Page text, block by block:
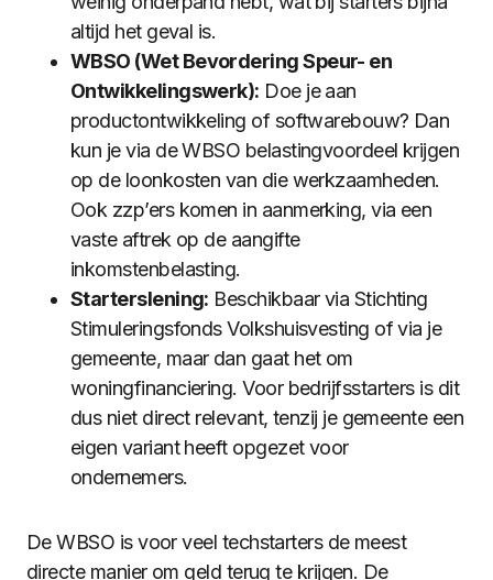
altijd het geval is.
WBSO (Wet Bevordering Speur- en
Ontwikkelingswerk): Doe je aan
productontwikkeling of softwarebouw? Dan
kun je via de WBSO belastingvoordeel krijgen
op de loonkosten van die werkzaamheden.
Ook zzp’ers komen in aanmerking, via een
vaste aftrek op de aangifte
inkomstenbelasting.
Starterslening: Beschikbaar via Stichting
Stimuleringsfonds Volkshuisvesting of via je
gemeente, maar dan gaat het om
woningfinanciering. Voor bedrijfsstarters is dit
dus niet direct relevant, tenzij je gemeente een
eigen variant heeft opgezet voor
ondernemers.
De WBSO is voor veel techstarters de meest
directe manier om geld terug te krijgen. De